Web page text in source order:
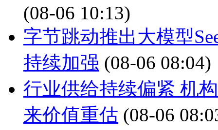
(08-06 10:13)
字节跳动推出大模型
持续加强 (08-06 08:04)
行业供给持续偏紧 机
来价值重估 (08-06